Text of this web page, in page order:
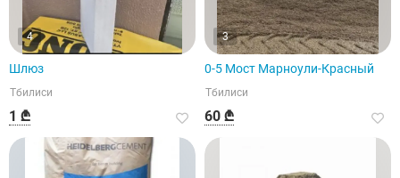
4
Шлюз
Тбилиси
1 ₾
3
0-5 Мост Марноули-Красный
Тбилиси
60 ₾